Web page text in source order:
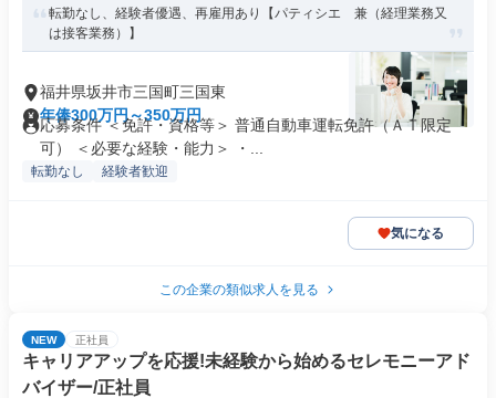
転勤なし、経験者優遇、再雇用あり【パティシエ 兼（経理業務又
は接客業務）】
福井県坂井市三国町三国東
年俸300万円～350万円
応募条件 ＜免許・資格等＞ 普通自動車運転免許（ＡＴ限定
可） ＜必要な経験・能力＞ ・...
転勤なし 経験者歓迎
気になる
この企業の類似求人を見る
NEW 正社員
キャリアアップを応援!未経験から始めるセレモニーアド
バイザー/正社員